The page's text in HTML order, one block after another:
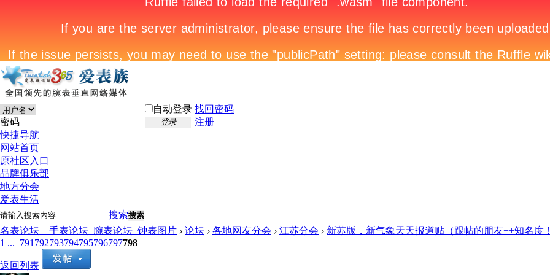
自动登录 找回密码
密码
登录
注册
快捷导航
网站首页
原社区入口
品牌俱乐部
地方分会
爱表生活
搜索搜索
名表论坛__手表论坛_腕表论坛_钟表图片 › 论坛 › 各地网友分会 › 江苏分会 › 新苏版，新气象天天报道贴（跟帖的朋友++知名度
1 ... 791 792793794795796797798
返回列表